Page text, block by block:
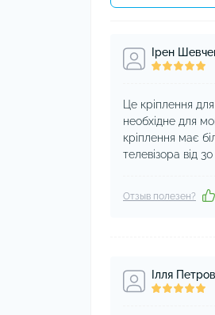
Ірен
Це кріплення
необхідне для
кріплення має
телевізора від
Отзыв полезен?
Ілля